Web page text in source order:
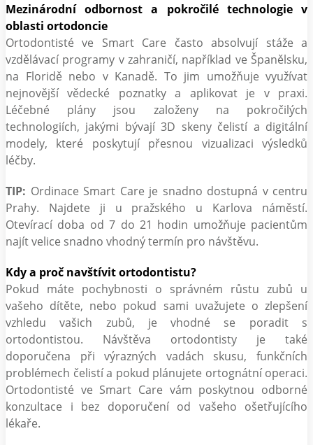
Mezinárodní odbornost a pokročilé technologie v
oblasti ortodoncie
Ortodontisté ve Smart Care často absolvují stáže a
vzdělávací programy v zahraničí, například ve Španělsku,
na Floridě nebo v Kanadě. To jim umožňuje využívat
nejnovější vědecké poznatky a aplikovat je v praxi.
Léčebné plány jsou založeny na pokročilých
technologiích, jakými bývají 3D skeny čelistí a digitální
modely, které poskytují přesnou vizualizaci výsledků
léčby.
TIP: Ordinace Smart Care je snadno dostupná v centru
Prahy. Najdete ji u pražského u Karlova náměstí.
Otevírací doba od 7 do 21 hodin umožňuje pacientům
najít velice snadno vhodný termín pro návštěvu.
Kdy a proč navštívit ortodontistu?
Pokud máte pochybnosti o správném růstu zubů u
vašeho dítěte, nebo pokud sami uvažujete o zlepšení
vzhledu vašich zubů, je vhodné se poradit s
ortodontistou. Návštěva ortodontisty je také
doporučena při výrazných vadách skusu, funkčních
problémech čelistí a pokud plánujete ortognátní operaci.
Ortodontisté ve Smart Care vám poskytnou odborné
konzultace i bez doporučení od vašeho ošetřujícího
lékaře.